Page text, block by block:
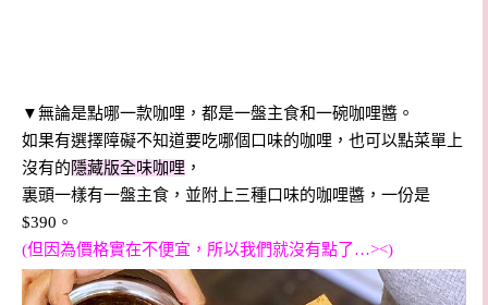
▼無論是點哪一款咖哩，都是一盤主食和一碗咖哩醬。
如果有選擇障礙不知道要吃哪個口味的咖哩，也可以點菜單上
沒有的隱藏版全味咖哩 ，
裏頭一樣有一盤主食，並附上三種口味的咖哩醬，一份是
$390。
(但因為價格實在不便宜，所以我們就沒有點了…><)